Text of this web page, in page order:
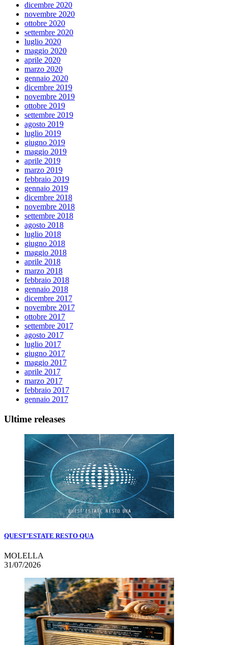
dicembre 2020
novembre 2020
ottobre 2020
settembre 2020
luglio 2020
maggio 2020
aprile 2020
marzo 2020
gennaio 2020
dicembre 2019
novembre 2019
ottobre 2019
settembre 2019
agosto 2019
luglio 2019
giugno 2019
maggio 2019
aprile 2019
marzo 2019
febbraio 2019
gennaio 2019
dicembre 2018
novembre 2018
settembre 2018
agosto 2018
luglio 2018
giugno 2018
maggio 2018
aprile 2018
marzo 2018
febbraio 2018
gennaio 2018
dicembre 2017
novembre 2017
ottobre 2017
settembre 2017
agosto 2017
luglio 2017
giugno 2017
maggio 2017
aprile 2017
marzo 2017
febbraio 2017
gennaio 2017
Ultime releases
QUEST’ESTATE RESTO QUA
MOLELLA
31/07/2026